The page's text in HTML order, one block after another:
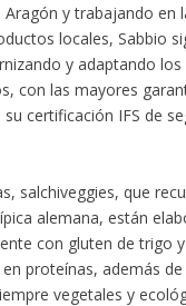
Aragón y trabajando en
locales, Sabbio
y adaptando
con las mayores
certificación IFS de
salchiveggies, que
alemana, están
con gluten de trigo
proteínas, además
vegetales y